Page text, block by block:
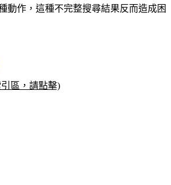
動作，這種不完整搜尋結果反而造成困
區，請點擊)